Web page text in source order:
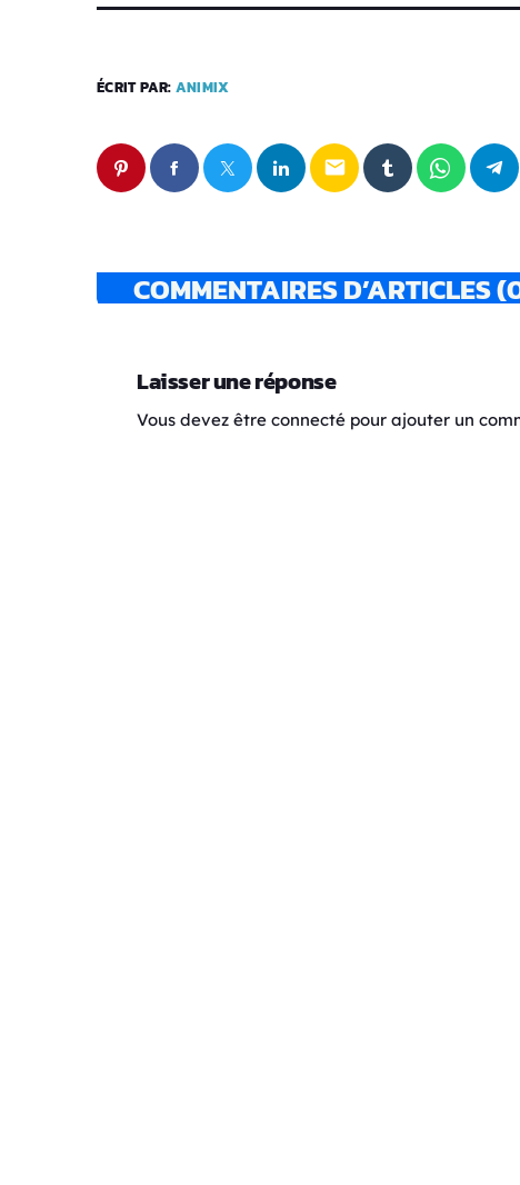
ÉCRIT PAR: ANIMIX
email
COMMENTAIRES D’ARTICLES
Laisser une réponse
Vous devez être connecté pour ajouter un